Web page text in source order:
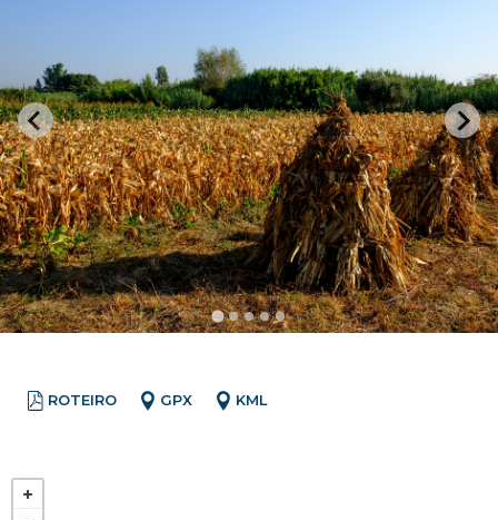
ROTEIRO GPX KML